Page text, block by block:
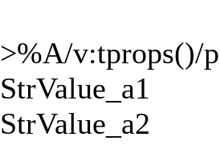
>%A/v:tprops()/
StrValue_a1